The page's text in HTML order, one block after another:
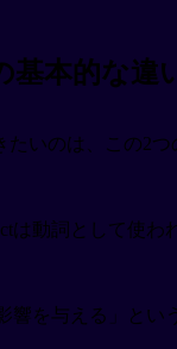
基本的な違
たいのは、この2
は動詞として使わ
響を与える」とい